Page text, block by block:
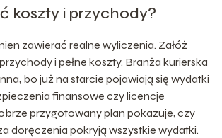
koszty i przychody?
zawierać realne wyliczenia. Załóż
i pełne koszty. Branża kurierska
bo już na starcie pojawiają się wydatki
finansowe czy licencje
przygotowany plan pokazuje, czy
doręczenia pokryją wszystkie wydatki.